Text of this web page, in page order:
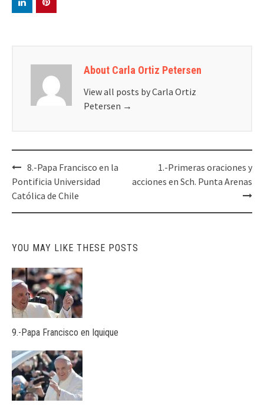
About Carla Ortiz Petersen
View all posts by Carla Ortiz
Petersen →
Post
navigation
8.-Papa Francisco en la
Pontificia Universidad
Católica de Chile
1.-Primeras oraciones y
acciones en Sch. Punta Arenas
YOU MAY LIKE THESE POSTS
9.-Papa Francisco en Iquique